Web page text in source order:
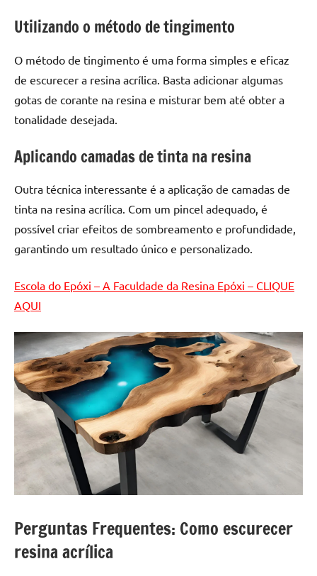
resinada
alta
qualidade,
as
populares
Tables
mesas
de
tampinhas
resinadas.
Utilizando o método de tingimento
O método de tingimento é uma forma simples e eficaz
de escurecer a resina acrílica. Basta adicionar algumas
gotas de corante na resina e misturar bem até obter a
tonalidade desejada.
Aplicando camadas de tinta na resina
Outra técnica interessante é a aplicação de camadas de
tinta na resina acrílica. Com um pincel adequado, é
possível criar efeitos de sombreamento e profundidade,
garantindo um resultado único e personalizado.
Escola do Epóxi – A Faculdade da Resina Epóxi – CLIQUE
AQUI
Perguntas Frequentes: Como escurecer
resina acrílica